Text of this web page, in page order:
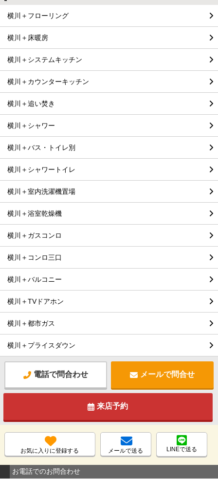
横川＋フローリング
横川＋床暖房
横川＋システムキッチン
横川＋カウンターキッチン
横川＋追い焚き
横川＋シャワー
横川＋バス・トイレ別
横川＋シャワートイレ
横川＋室内洗濯機置場
横川＋浴室乾燥機
横川＋ガスコンロ
横川＋コンロ三口
横川＋バルコニー
横川＋TVドアホン
横川＋都市ガス
横川＋プライスダウン
電話で問合わせ メールで問合せ
来店予約
お気に入りに登録する メールで送る LINEで送る
お電話でのお問合わせ